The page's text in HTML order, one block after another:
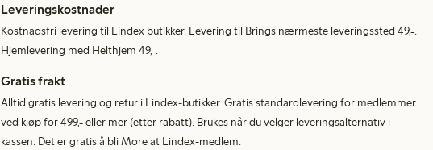
Leveringskostnader
Kostnadsfri levering til Lindex butikker. Levering til Brings nærmeste leveringssted 49,-.
Hjemlevering med Helthjem 49,-.
Gratis frakt
Alltid gratis levering og retur i Lindex-butikker. Gratis standardlevering for medlemmer
ved kjøp for 499,- eller mer (etter rabatt). Brukes når du velger leveringsalternativ i
kassen. Det er gratis å bli More at Lindex-medlem.